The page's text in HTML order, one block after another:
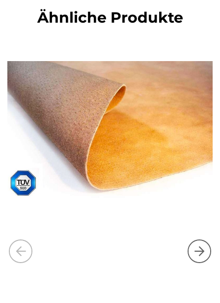
Ähnliche Produkte